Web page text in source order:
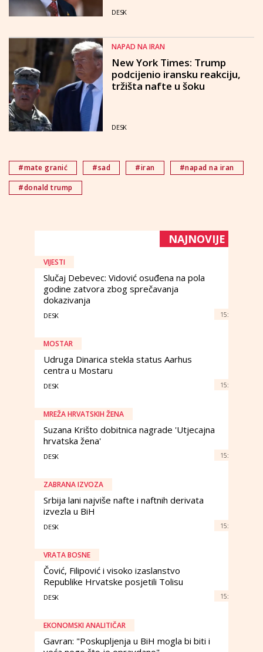
DESK
NAPAD NA IRAN
New York Times: Trump
podcijenio iransku reakciju,
tržišta nafte u šoku
DESK
#mate granić #sad #iran
#napad na iran
#donald trump
NAJNOVIJE
VIJESTI
Slučaj Debevec: Vidović osuđena na pola
godine zatvora zbog sprečavanja
dokazivanja
DESK 15:
MOSTAR
Udruga Dinarica stekla status Aarhus
centra u Mostaru
DESK 15:
MREŽA HRVATSKIH ŽENA
Suzana Krišto dobitnica nagrade 'Utjecajna
hrvatska žena'
DESK 15:
ZABRANA IZVOZA
Srbija lani najviše nafte i naftnih derivata
izvezla u BiH
DESK 15:
VRATA BOSNE
Čović, Filipović i visoko izaslanstvo
Republike Hrvatske posjetili Tolisu
DESK 15:
EKONOMSKI ANALITIČAR
Gavran: "Poskupljenja u BiH mogla bi biti i